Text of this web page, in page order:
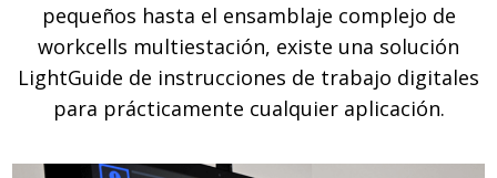
pequeños hasta el ensamblaje complejo de
workcells multiestación, existe una solución
LightGuide de instrucciones de trabajo digitales
para prácticamente cualquier aplicación.